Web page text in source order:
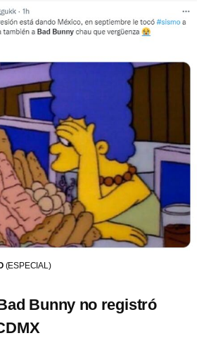
(ESPECIAL)
Bunny no registró